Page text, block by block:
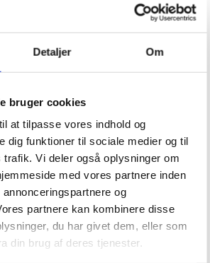
Detaljer Om
bruger cookies
at tilpasse vores indhold og
dig funktioner til sociale medier og til
Vi deler også oplysninger om
med vores partnere inden
og
partnere kan kombinere disse
du har givet dem, eller som
din brug af deres tjenester.
polizeiliche Meldung oder Zustimmung
riskieren wir, der Entführung
Unterlagen müssen korrekt sein – ein
Prozess.
akut in Gefahr, bringen wir es ins
dort glauben manche Ärztinnen und
an Hexerei.
Familien Widerstand gegen unsere Hilfe,
führen kann. Was von außen
aus dem Leid zu holen – ist in
korrupter und gefährlicher Prozess.
Kindern langfristig?
von Land of Hope ist Bildung. Alle
Schule, denn Wissen ist der Schlüssel zur